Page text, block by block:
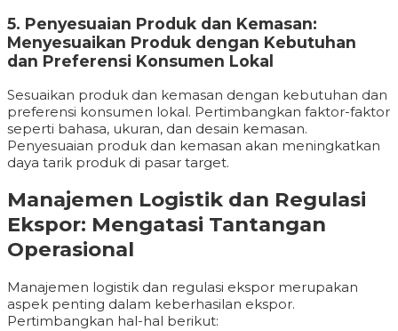
5. Penyesuaian Produk dan Kemasan:
Menyesuaikan Produk dengan Kebutuhan
dan Preferensi Konsumen Lokal
Sesuaikan produk dan kemasan dengan kebutuhan dan
preferensi konsumen lokal. Pertimbangkan faktor-faktor
seperti bahasa, ukuran, dan desain kemasan.
Penyesuaian produk dan kemasan akan meningkatkan
daya tarik produk di pasar target.
Manajemen Logistik dan Regulasi
Ekspor: Mengatasi Tantangan
Operasional
Manajemen logistik dan regulasi ekspor merupakan
aspek penting dalam keberhasilan ekspor.
Pertimbangkan hal-hal berikut: